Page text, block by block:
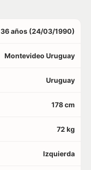
36 años (24/03/1990)
Montevideo Uruguay
Uruguay
178 cm
72 kg
Izquierda